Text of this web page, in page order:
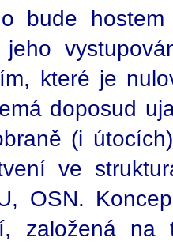
bude
které je
doposud
(i
ve
OSN.
založená na